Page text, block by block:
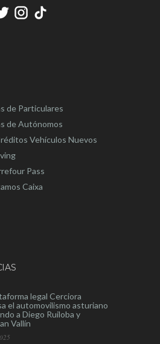
de Particulares
de Autónomos
Vehículos Nuevos
Pass
Caixa
legal Cerciora
el automovilismo asturiano
a Diego Ruiloba y
Vallín